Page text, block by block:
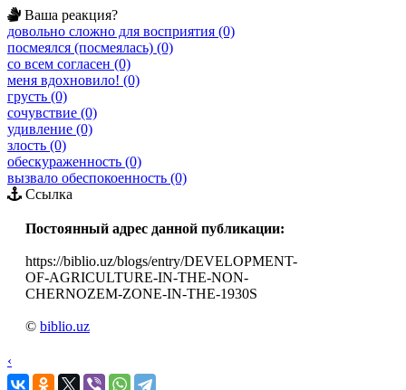
Ваша реакция?
довольно сложно для восприятия (0)
посмеялся (посмеялась) (0)
со всем согласен (0)
меня вдохновило! (0)
грусть (0)
сочувствие (0)
удивление (0)
злость (0)
обескураженность (0)
вызвало обеспокоенность (0)
Ссылка
Постоянный адрес данной публикации:
https://biblio.uz/blogs/entry/DEVELOPMENT-
OF-AGRICULTURE-IN-THE-NON-
CHERNOZEM-ZONE-IN-THE-1930S
© biblio.uz
‹
›